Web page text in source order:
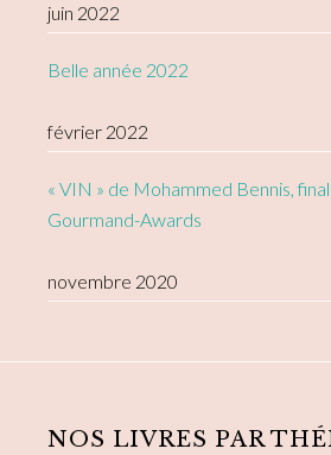
juin 2022
Belle année 2022
février 2022
« VIN » de Mohammed Bennis,
Gourmand-Awards
novembre 2020
NOS LIVRES PAR